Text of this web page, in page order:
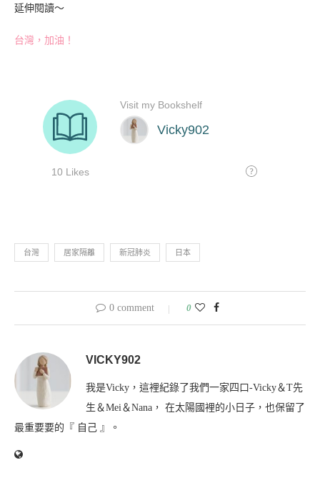
延伸閱讀～
台灣，加油！
台灣 居家隔離 新冠肺炎 日本
0 comment 0
VICKY902
我是Vicky，這裡紀錄了我們一家四口-Vicky＆T先
生＆Mei＆Nana， 在太陽國裡的小日子，也保留了
最重要要的『 自己 』。